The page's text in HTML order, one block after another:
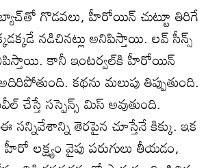
గొడవలు, హీరోయిన్‌ చుట్టూ తిరిగే
నడిచినట్లు అనిపిస్తాయి. లవ్‌ సీన్స్‌
కానీ ఇంటర్వల్‌కి హీరోయిన్‌
కథను మలుపు తిప్పుతుంది.
చేస్తే సస్పెన్స్‌ మిస్‌ అవుతుంది.
తెరపైన చూస్తేనే కిక్కు. ఇక
లక్ష్యం వైపు పరుగులు తీయడం,